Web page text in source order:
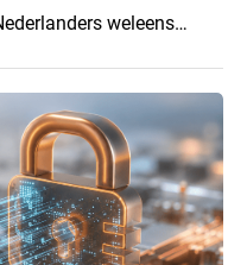
weleens
AI? 2026, het
onderzoek &